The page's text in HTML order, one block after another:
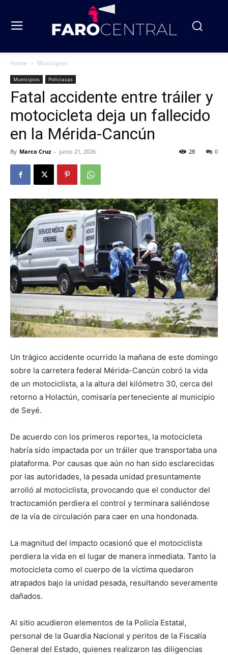
Home Municipios
Municipios Policiacas
Fatal accidente entre tráiler y
motocicleta deja un fallecido
en la Mérida-Cancún
By Marco Cruz - junio 21, 2026 0
28
Un trágico accidente ocurrido la mañana de este domingo
sobre la carretera federal Mérida-Cancún cobró la vida
de un motociclista, a la altura del kilómetro 30, cerca del
retorno a Holactún, comisaría perteneciente al municipio
de Seyé.
De acuerdo con los primeros reportes, la motocicleta
habría sido impactada por un tráiler que transportaba una
plataforma. Por causas que aún no han sido esclarecidas
por las autoridades, la pesada unidad presuntamente
arrolló al motociclista, provocando que el conductor del
tractocamión perdiera el control y terminara saliéndose
de la vía de circulación para caer en una hondonada.
La magnitud del impacto ocasionó que el motociclista
perdiera la vida en el lugar de manera inmediata. Tanto la
motocicleta como el cuerpo de la víctima quedaron
atrapados bajo la unidad pesada, resultando severamente
dañados.
Al sitio acudieron elementos de la Policía Estatal,
personal de la Guardia Nacional y peritos de la Fiscalía
General del Estado, quienes realizaron las diligencias